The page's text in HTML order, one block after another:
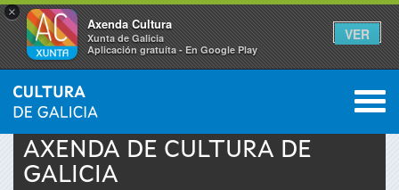
×
Axenda Cultura
Xunta de Galicia
Aplicación gratuíta - En Google Play
VER
Vostede
está
INICIO › ACTUALIDADE 0
AXENDA DE CULTURA DE
GALICIA